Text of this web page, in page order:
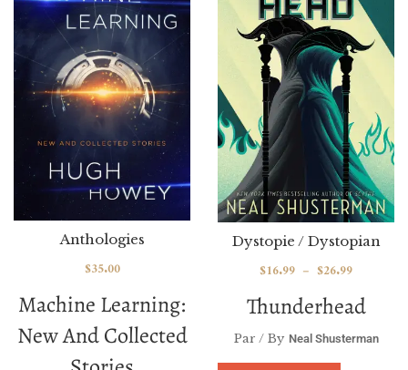
Machine Learning:
New And Collected
Anthologies
$35.00
Thunderhead
Dystopie / Dystopian
$16.99 – $26.99
Par / By Neal Shusterman